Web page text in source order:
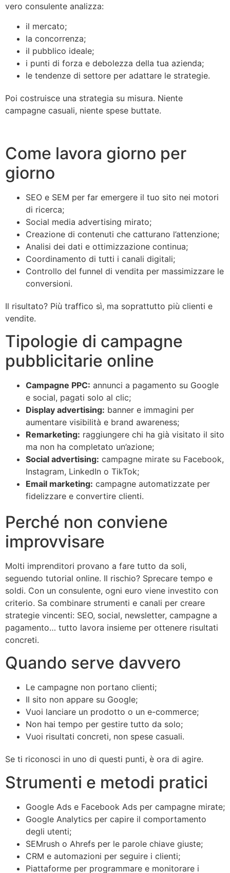
vero consulente analizza:
il mercato;
la concorrenza;
il pubblico ideale;
i punti di forza e debolezza della tua azienda;
le tendenze di settore per adattare le strategie.
Poi costruisce una strategia su misura. Niente
campagne casuali, niente spese buttate.
Come lavora giorno per
giorno
SEO e SEM per far emergere il tuo sito nei motori
di ricerca;
Social media advertising mirato;
Creazione di contenuti che catturano l’attenzione;
Analisi dei dati e ottimizzazione continua;
Coordinamento di tutti i canali digitali;
Controllo del funnel di vendita per massimizzare le
conversioni.
Il risultato? Più traffico sì, ma soprattutto più clienti e
vendite.
Tipologie di campagne
pubblicitarie online
Campagne PPC: annunci a pagamento su Google
e social, pagati solo al clic;
Display advertising: banner e immagini per
aumentare visibilità e brand awareness;
Remarketing: raggiungere chi ha già visitato il sito
ma non ha completato un’azione;
Social advertising: campagne mirate su Facebook,
Instagram, LinkedIn o TikTok;
Email marketing: campagne automatizzate per
fidelizzare e convertire clienti.
Perché non conviene
improvvisare
Molti imprenditori provano a fare tutto da soli,
seguendo tutorial online. Il rischio? Sprecare tempo e
soldi. Con un consulente, ogni euro viene investito con
criterio. Sa combinare strumenti e canali per creare
strategie vincenti: SEO, social, newsletter, campagne a
pagamento… tutto lavora insieme per ottenere risultati
concreti.
Quando serve davvero
Le campagne non portano clienti;
Il sito non appare su Google;
Vuoi lanciare un prodotto o un e-commerce;
Non hai tempo per gestire tutto da solo;
Vuoi risultati concreti, non spese casuali.
Se ti riconosci in uno di questi punti, è ora di agire.
Strumenti e metodi pratici
Google Ads e Facebook Ads per campagne mirate;
Google Analytics per capire il comportamento
degli utenti;
SEMrush o Ahrefs per le parole chiave giuste;
CRM e automazioni per seguire i clienti;
Piattaforme per programmare e monitorare i